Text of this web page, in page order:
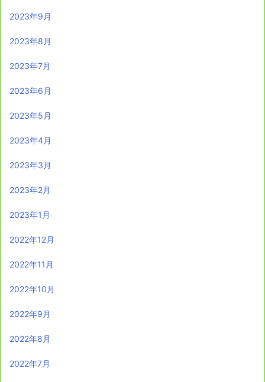
2023年9月
2023年8月
2023年7月
2023年6月
2023年5月
2023年4月
2023年3月
2023年2月
2023年1月
2022年12月
2022年11月
2022年10月
2022年9月
2022年8月
2022年7月